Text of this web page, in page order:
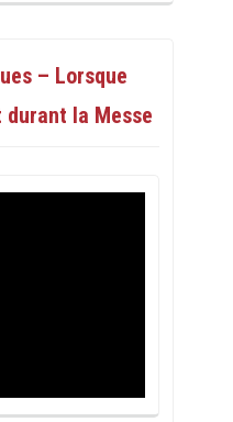
– Lorsque
la Messe